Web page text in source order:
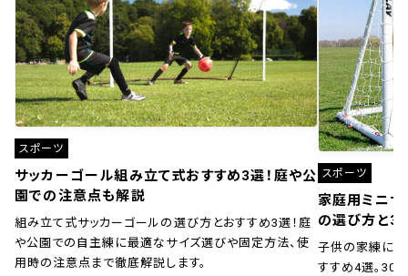
スポーツ
サッカーゴール組み立て式おすすめ3選！庭や公
園での注意点も解説
組み立て式サッカーゴールの選び方とおすすめ3選！庭
や公園での自主練に最適なサイズ選びや固定方法、使
用時の注意点まで徹底解説します。
スポーツ
家庭用ミニサ
の選び方と
子供の家練に！
すすめ4選。30